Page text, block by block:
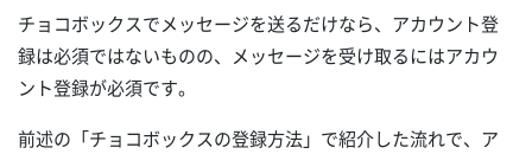
チョコボックスでメッセージを送るだけなら、アカウント登
録は必須ではないものの、メッセージを受け取るにはアカウ
ント登録が必須です。
前述の「チョコボックスの登録方法」で紹介した流れで、ア